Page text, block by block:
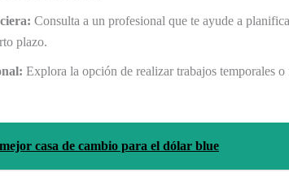
Consulta a un profesional que te ayude a
plazo.
Explora la opción de realizar trabajos temporales o
casa de cambio para el dólar blue